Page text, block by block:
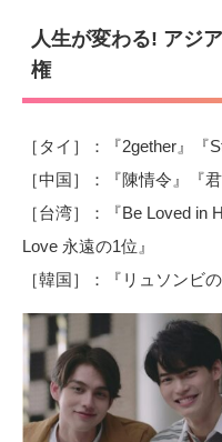
人生が変わる! アジ
権
［タイ］：『2gether』『
［中国］：『陳情令』『
［台湾］：『Be Loved in
Love 永遠の1位』
［韓国］：『リュソンビ